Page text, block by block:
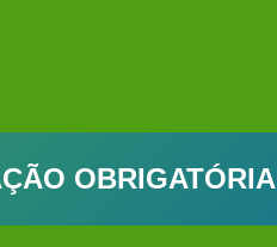
OBRIGATÓRIA